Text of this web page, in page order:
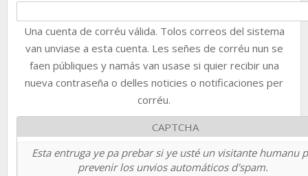
Una cuenta de corréu válida. Tolos correos del sistema
van unviase a esta cuenta. Les señes de corréu nun se
faen públiques y namás van usase si quier recibir una
nueva contraseña o delles noticies o notificaciones per
corréu.
CAPTCHA
Esta entruga ye pa prebar si ye usté un visitante humanu
prevenir los unvios automáticos d'spam.